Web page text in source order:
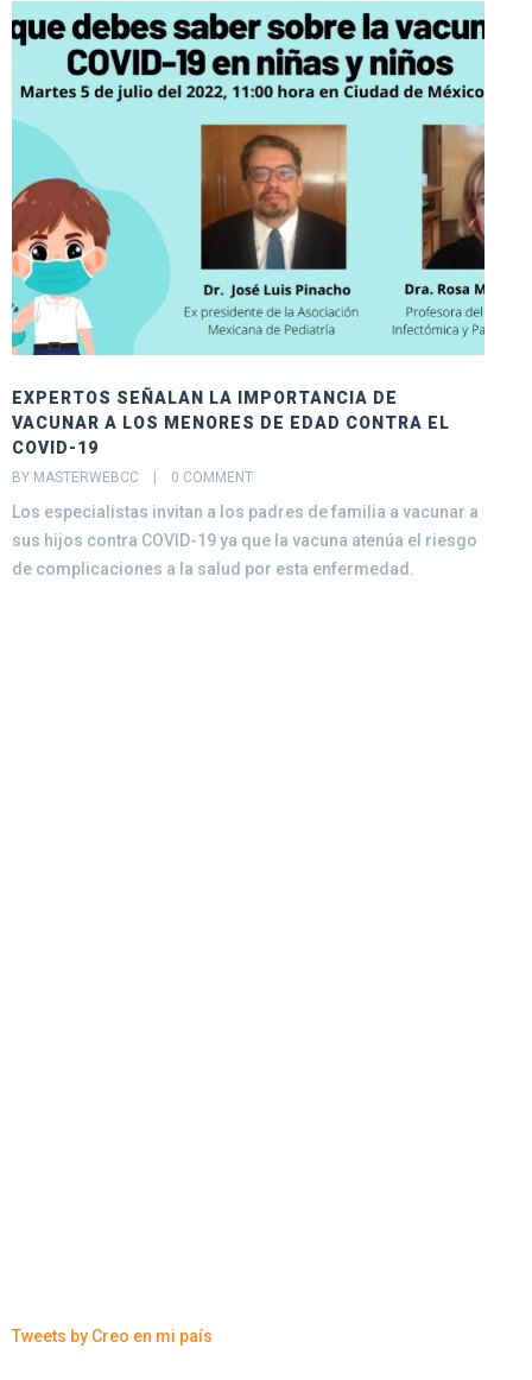
EXPERTOS SEÑALAN LA IMPORTANCIA DE
VACUNAR A LOS MENORES DE EDAD CONTRA EL
COVID-19
BY MASTERWEBCC    | 0 COMMENT
Los especialistas invitan a los padres de familia a vacunar a
sus hijos contra COVID-19 ya que la vacuna atenúa el riesgo
de complicaciones a la salud por esta enfermedad.
Tweets by Creo en mi país